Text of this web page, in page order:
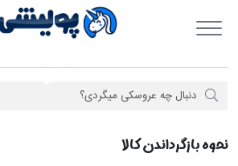
نحوه بازگرداندن کالا